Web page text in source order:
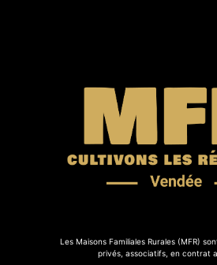
Les Maisons Familiales Rurales (MFR)
privés, associatifs, en contrat